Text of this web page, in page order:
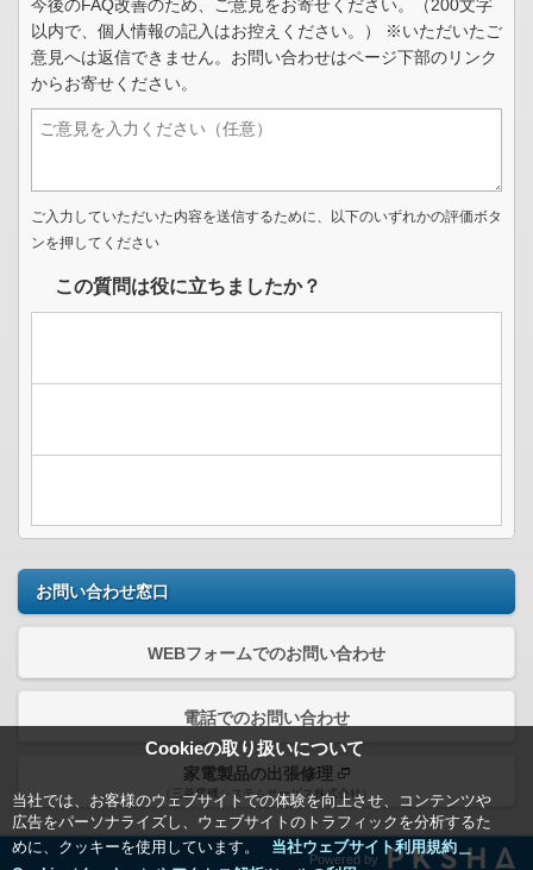
Cookieの取り扱いについて
当社では、お客様のウェブサイトでの体験を向上させ、コンテンツや
広告をパーソナライズし、ウェブサイトのトラフィックを分析するた
めに、クッキーを使用しています。
当社ウェブサイト利用規約＿
今後のFAQ改善のため、ご意見をお寄せください。（200文字
以内で、個人情報の記入はお控えください。） ※いただいたご
意見へは返信できません。お問い合わせはページ下部のリンク
からお寄せください。
ご入力していただいた内容を送信するために、以下のいずれかの評価ボタ
ンを押してください
この質問は役に立ちましたか？
お問い合わせ窓口
WEBフォームでのお問い合わせ
電話でのお問い合わせ
家電製品の出張修理
（三菱電機システムサービス株式会社）
Powered by